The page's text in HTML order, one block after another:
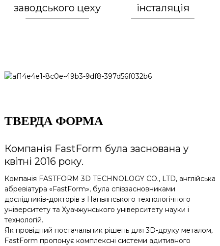
заводського цеху
інсталяція
ТВЕРДА ФОРМА
Компанія FastForm була заснована у
квітні 2016 року.
Компанія FASTFORM 3D TECHNOLOGY CO., LTD, англійська
абревіатура «FastForm», була співзасновниками
дослідників-докторів з Наньянського технологічного
університету та Хуачжунського університету науки і
технологій.
Як провідний постачальник рішень для 3D-друку металом,
FastForm пропонує комплексні системи адитивного